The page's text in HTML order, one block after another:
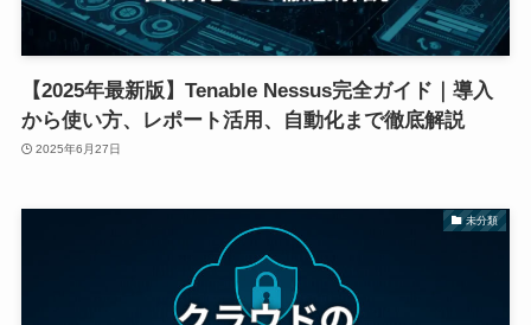
【2025年最新版】Tenable Nessus完全ガイド｜導入
から使い方、レポート活用、自動化まで徹底解説
2025年6月27日
未分類